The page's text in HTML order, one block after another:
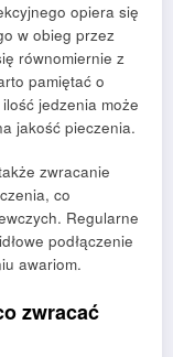
opiera się
w obieg przez
równomiernie z
pamiętać o
jedzenia może
jakość pieczenia.
zwracanie
co
Regularne
podłączenie
awariom.
zwracać